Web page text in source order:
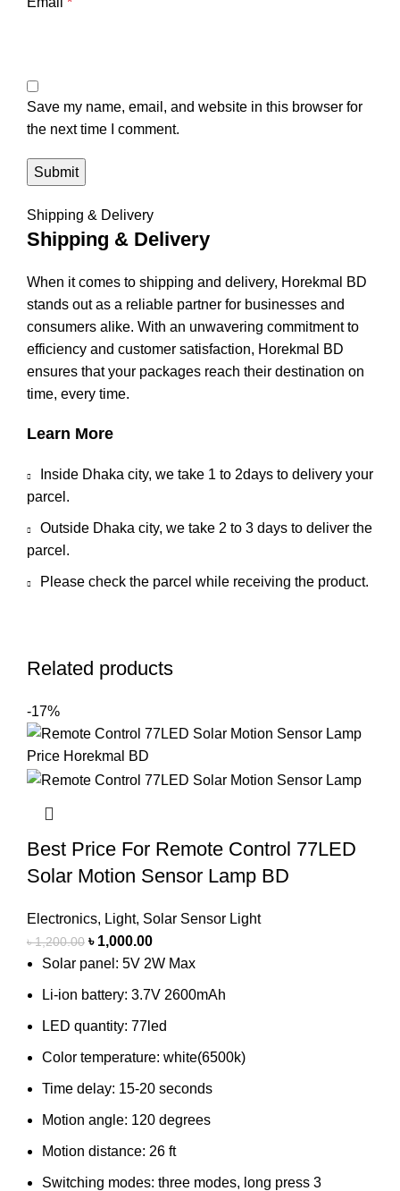
Save my name, email, and website in this browser for
the next time I comment.
Shipping & Delivery
Shipping & Delivery
When it comes to shipping and delivery, Horekmal BD
stands out as a reliable partner for businesses and
consumers alike. With an unwavering commitment to
efficiency and customer satisfaction, Horekmal BD
ensures that your packages reach their destination on
time, every time.
Learn More
Inside Dhaka city, we take 1 to 2days to delivery your
parcel.
Outside Dhaka city, we take 2 to 3 days to deliver the
parcel.
Please check the parcel while receiving the product.
Related products
-17%
Best Price For Remote Control 77LED
Solar Motion Sensor Lamp BD
Electronics, Light, Solar Sensor Light
৳1,200.00 ৳ 1,000.00
Solar panel: 5V 2W Max
Li-ion battery: 3.7V 2600mAh
LED quantity: 77led
Color temperature: white(6500k)
Time delay: 15-20 seconds
Motion angle: 120 degrees
Motion distance: 26 ft
Switching modes: three modes, long press 3